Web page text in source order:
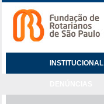
INSTITUCIONAL